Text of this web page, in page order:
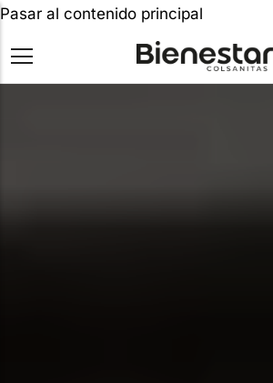
Pasar al contenido principal